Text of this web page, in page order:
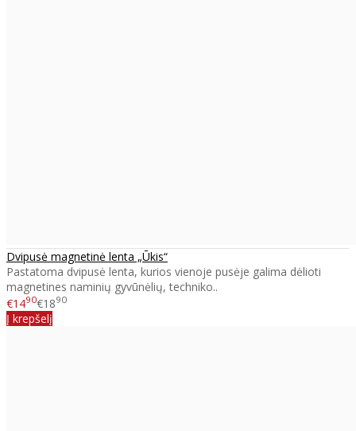
Dvipusė magnetinė lenta „Ūkis“
Pastatoma dvipusė lenta, kurios vienoje pusėje galima dėlioti
magnetines naminių gyvūnėlių, techniko..
€1490€1890
Į krepšelį